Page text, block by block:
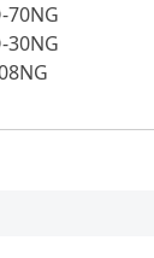
70NG
30NG